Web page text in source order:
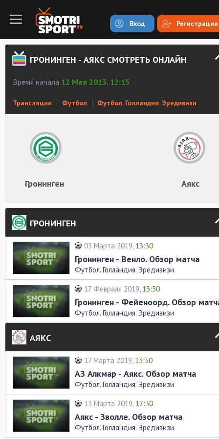
Вход Регистрация
ГРОНИНГЕН - АЯКС СМОТРЕТЬ ОНЛАЙН
Время начала 12 Мая 2013, 12:15
Трансляции Футбол Футбол. Голландия. Эредивизи
Гронинген Аякс
ГРОНИНГЕН
03 Марта 2019, 13:30
Гронинген - Венло. Обзор матча
Футбол. Голландия. Эредивизи
17 Февраля 2019, 13:30
Гронинген - Фейеноорд. Обзор
Футбол. Голландия. Эредивизи
АЯКС
17 Марта 2019, 13:30
АЗ Алкмар - Аякс. Обзор матча
Футбол. Голландия. Эредивизи
13 Марта 2019, 17:30
Аякс - Зволле. Обзор матча
Футбол. Голландия. Эредивизи